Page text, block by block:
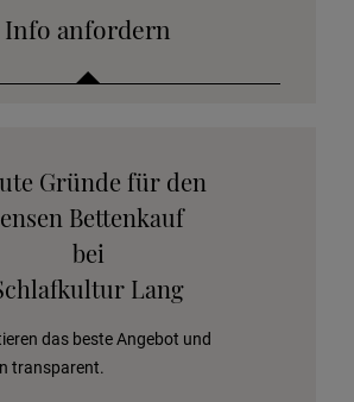
Info anfordern
anfordern
Beratung anfordern
Angebot anfordern
im Hotel
Gründe für den
Bettenkauf
bei
Lang
das beste Angebot und
transparent.